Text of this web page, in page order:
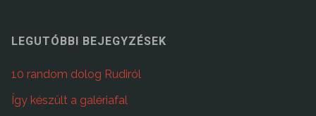
LEGUTÓBBI BEJEGYZÉSEK
10 random dolog Rudiról
Így készült a galériafal